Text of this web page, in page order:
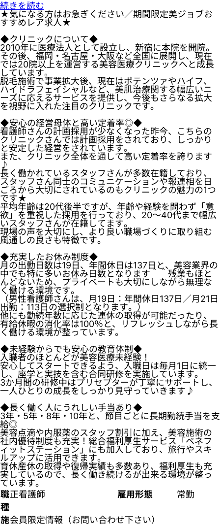
続きを読む
★気になる方はお急ぎください／期間限定美ジョブお
すすめレア求人★
◆クリニックについて◆
2010年に医療法人として設立し、新宿に本院を開院。
その後、福岡・名古屋・大阪など全国に展開し、現在
では20院以上を運営する美容医療クリニックへと成長
しています。
脱毛施術で事業拡大後、現在はポテンツァやハイフ、
ハイドラフェイシャルなど、美肌治療関する幅広いニ
ーズに応えるサービスを提供し、今後もさらなる拡大
を視野に入れた注目のクリニックです。
◆安心の経営母体と高い定着率◎◆
看護師さんの計画採用が少なくなった昨今、こちらの
クリニックさんでは計画採用をされており、しっかり
と安定した経営をされています。
また、クリニック全体を通して高い定着率を誇ります
♪
長く働かれているスタッフさんが多数在籍しており、
スタッフさん同士のコミュニケーションや報連相を日
ごろから大切にされているのもクリニックの魅力の1つ
です★
平均年齢は20代後半ですが、年齢や経験を問わず「意
欲」を重視した採用を行っており、20～40代まで幅広
いスタッフさんが在籍してます。
現場の声を大切にし、より良い職場づくりに取り組む
風通しの良さも特徴です。
◆充実したお休み制度◆
月の出勤日数は19日、年間休日は137日と、美容業界の
中でも特に多いお休み日数となります＾＾残業もほと
んどないため、プライベートも大切にしながら無理な
く働ける環境です。
（男性看護師さんは、月19日：年間休日137日／月21日
出勤：113日の選択制となります。）
他にも勤続年数に応じた連休の取得が可能だったり、
有給休暇の消化率は100％と、リフレッシュしながら長
く働ける環境が整っています。
◆未経験からでも安心の教育体制◆
入職者のほとんどが美容医療未経験！
安心してスタートできるよう、入職日は毎月1日に統一
し、座学と実技を含む合同研修を実施しています。
3か月間の研修中はプリセプターが丁寧にサポートし、
一人ひとりの成長をしっかり見守っていきます♪
◆長く働く人にうれしい手当あり◆
3年・5年・8年・10年と、節目ごとに長期勤続手当を支
給◎
美容点滴や内服薬のスタッフ割引に加え、美容施術の
社内優待制度も充実！総合福利厚生サービス「ベネフ
ィットステーション」にも加入しており、旅行やスキ
ルアップに活用できます。
育休産休の取得や復帰実績も多数あり、福利厚生も充
実しているので、長く働き続けるが出来る環境が整っ
ています。
職
種
正看護師 雇用形態 常勤
施会員限定情報（お問い合わせ下さい）